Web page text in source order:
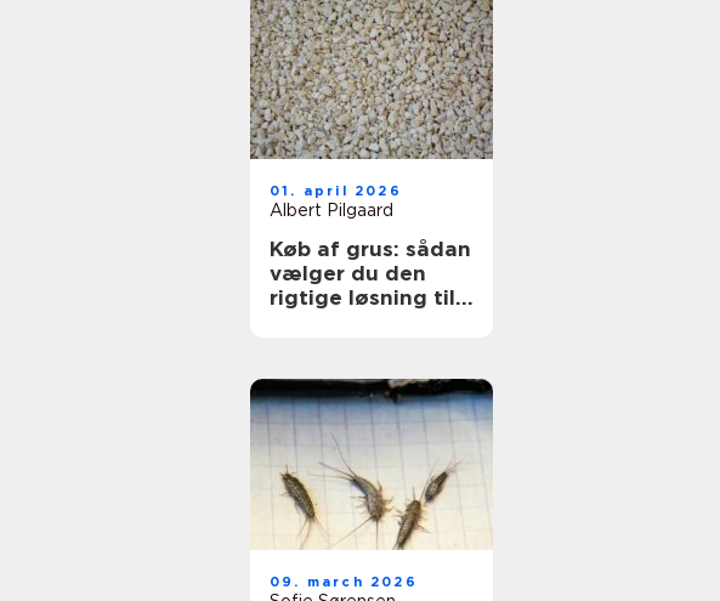
01. april 2026
Albert Pilgaard
Køb af grus: sådan
vælger du den
rigtige løsning til
09. march 2026